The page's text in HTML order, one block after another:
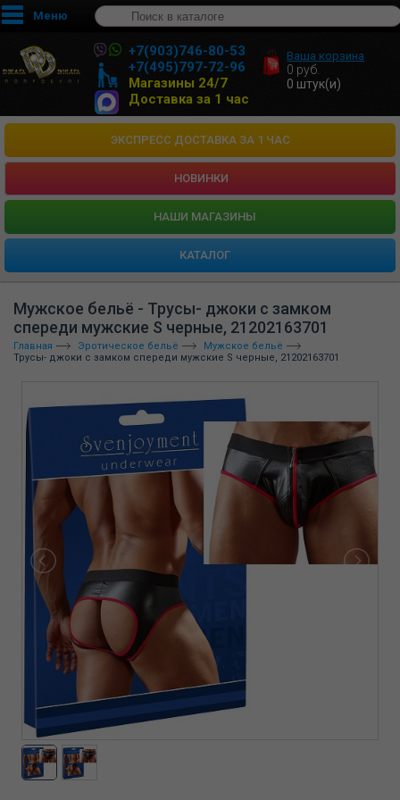
Меню
+7(903)746-80-53
+7(495)797-72-96
Магазины 24/7
Доставка за 1 час
Ваша корзина
0 руб.
0 штук(и)
ЭКСПРЕСС ДОСТАВКА ЗА 1 ЧАС
НОВИНКИ
HАШИ МАГАЗИНЫ
КАТАЛОГ
Мужское бельё - Трусы- джоки с замком
спереди мужские S черные, 21202163701
Главная Эротическое бельё
Мужское бельё
Трусы- джоки с замком спереди мужские S черные, 21202163701